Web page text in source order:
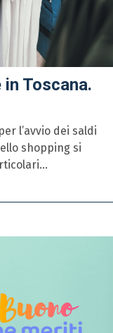
Toscana.
l’avvio dei saldi
shopping si